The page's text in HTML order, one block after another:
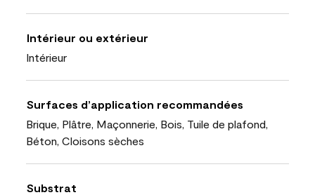
Intérieur ou extérieur
Intérieur
Surfaces d’application recommandées
Brique, Plâtre, Maçonnerie, Bois, Tuile de plafond,
Béton, Cloisons sèches
Substrat